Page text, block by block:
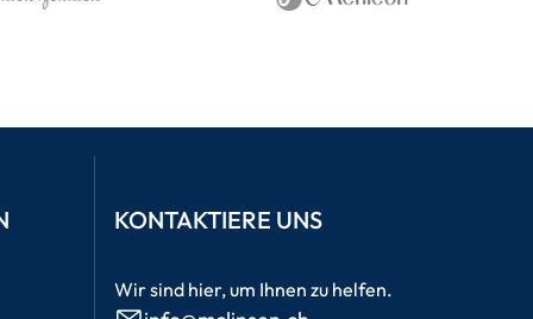
KONTAKTIERE UNS
Wir sind hier, um Ihnen zu helfen.